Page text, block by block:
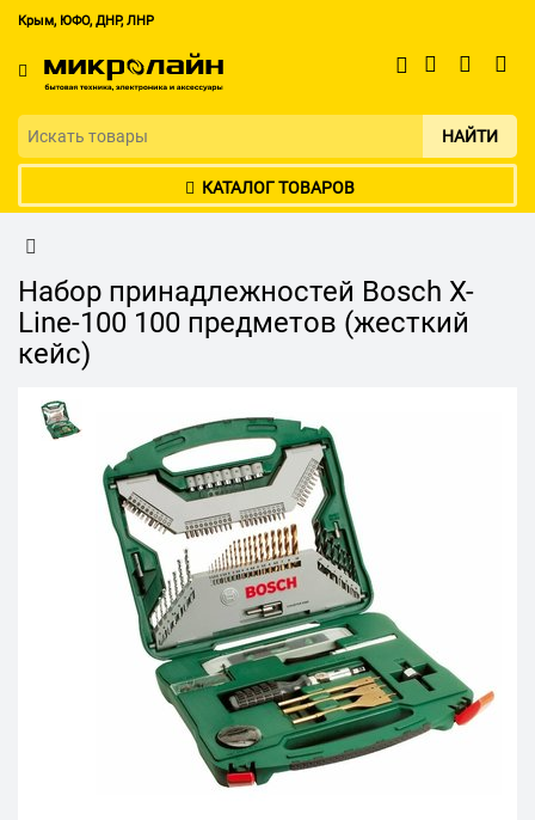
Крым, ЮФО, ДНР, ЛНР
НАЙТИ
КАТАЛОГ ТОВАРОВ
Набор принадлежностей Bosch X-
Line-100 100 предметов (жесткий
кейс)